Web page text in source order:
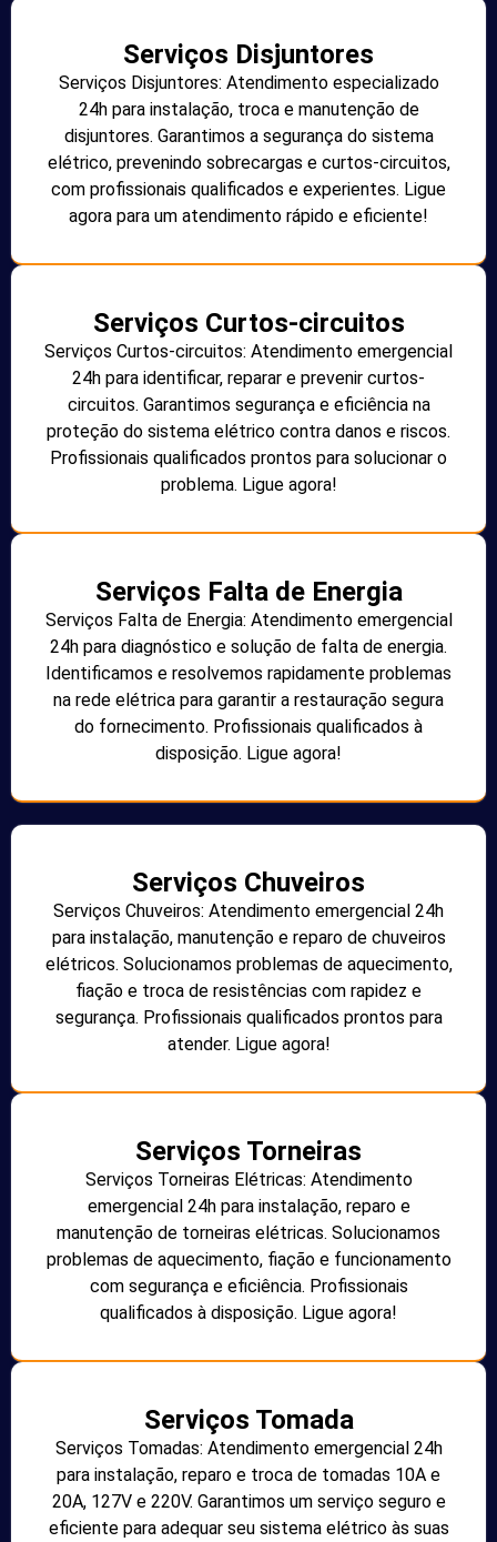
Serviços Disjuntores
Serviços Disjuntores: Atendimento especializado
24h para instalação, troca e manutenção de
disjuntores. Garantimos a segurança do sistema
elétrico, prevenindo sobrecargas e curtos-circuitos,
com profissionais qualificados e experientes. Ligue
agora para um atendimento rápido e eficiente!
Serviços Curtos-circuitos
Serviços Curtos-circuitos: Atendimento emergencial
24h para identificar, reparar e prevenir curtos-
circuitos. Garantimos segurança e eficiência na
proteção do sistema elétrico contra danos e riscos.
Profissionais qualificados prontos para solucionar o
problema. Ligue agora!
Serviços Falta de Energia
Serviços Falta de Energia: Atendimento emergencial
24h para diagnóstico e solução de falta de energia.
Identificamos e resolvemos rapidamente problemas
na rede elétrica para garantir a restauração segura
do fornecimento. Profissionais qualificados à
disposição. Ligue agora!
Serviços Chuveiros
Serviços Chuveiros: Atendimento emergencial 24h
para instalação, manutenção e reparo de chuveiros
elétricos. Solucionamos problemas de aquecimento,
fiação e troca de resistências com rapidez e
segurança. Profissionais qualificados prontos para
atender. Ligue agora!
Serviços Torneiras
Serviços Torneiras Elétricas: Atendimento
emergencial 24h para instalação, reparo e
manutenção de torneiras elétricas. Solucionamos
problemas de aquecimento, fiação e funcionamento
com segurança e eficiência. Profissionais
qualificados à disposição. Ligue agora!
Serviços Tomada
Serviços Tomadas: Atendimento emergencial 24h
para instalação, reparo e troca de tomadas 10A e
20A, 127V e 220V. Garantimos um serviço seguro e
eficiente para adequar seu sistema elétrico às suas